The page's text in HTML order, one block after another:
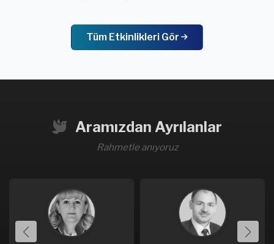
Tüm Etkinlikleri Gör
Aramızdan Ayrılanlar
Rahmetle anıyoruz